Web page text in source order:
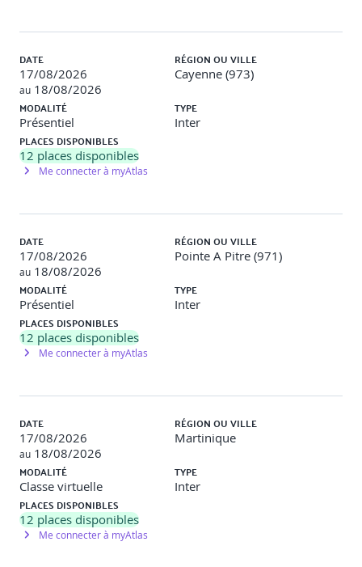
Encourager la cohésion au sein d’un groupe
Exercices de team-building et développement de la
confiance
Partage d’expériences et bonnes pratiques pour
Mettre en place une collaboration durable
Suivi, feedback et maintien de l’engagement collectif
Élaboration d’un plan de collaboration à long terme
Synthèse et évaluation finale
Remise d’un bilan détaillé et perspectives
DATE
17/08/2026
au 18/08/2026
RÉGION OU VILLE
Cayenne (973)
MODALITÉ
Présentiel
TYPE
Inter
PLACES DISPONIBLES
12 places disponibles
Me connecter à myAtlas
DATE
17/08/2026
au 18/08/2026
RÉGION OU VILLE
Pointe A Pitre (971)
MODALITÉ
Présentiel
TYPE
Inter
PLACES DISPONIBLES
12 places disponibles
Me connecter à myAtlas
DATE
17/08/2026
au 18/08/2026
RÉGION OU VILLE
Martinique
MODALITÉ
Classe virtuelle
TYPE
Inter
PLACES DISPONIBLES
12 places disponibles
Me connecter à myAtlas